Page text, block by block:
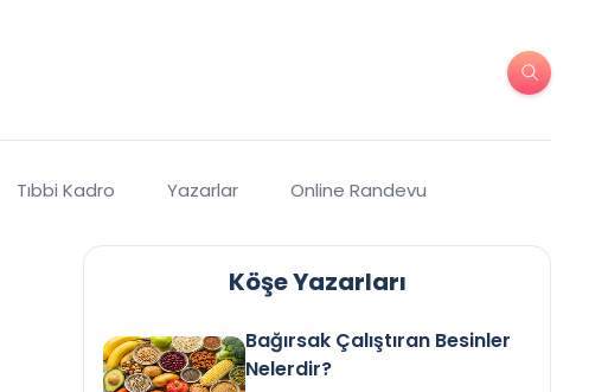
Tıbbi Kadro Yazarlar Online Randevu
Köşe Yazarları
Bağırsak Çalıştıran Besinler
Nelerdir?